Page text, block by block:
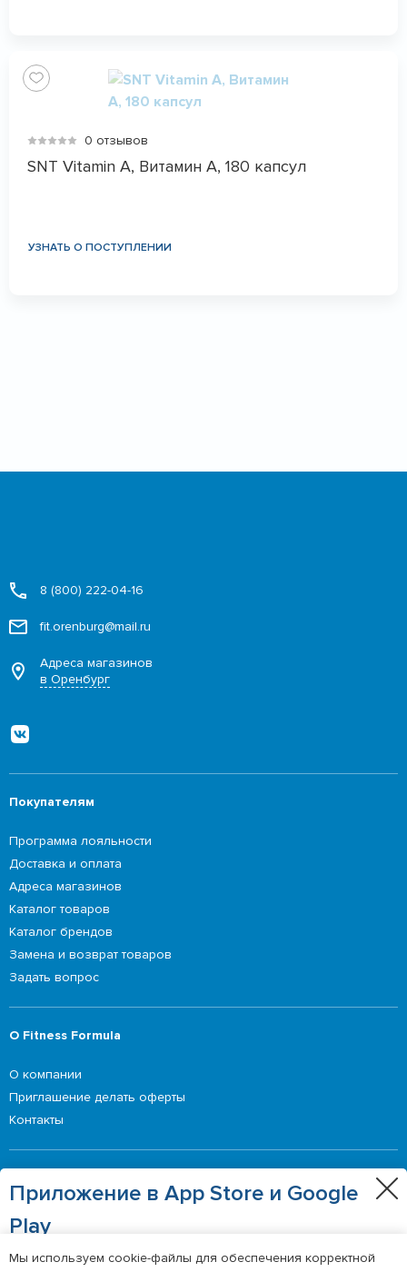
0 отзывов
SNT Vitamin A, Витамин А, 180 капсул
УЗНАТЬ О ПОСТУПЛЕНИИ
8 (800) 222-04-16
fit.orenburg@mail.ru
Адреса магазинов
в Оренбург
Покупателям
Программа лояльности
Доставка и оплата
Адреса магазинов
Каталог товаров
Каталог брендов
Замена и возврат товаров
Задать вопрос
О Fitness Formula
О компании
Приглашение делать оферты
Контакты
Акции
Приложение в App Store и Google
Play
Получайте еще больше выгодных акций и
Мы используем cookie-файлы для обеспечения корректной